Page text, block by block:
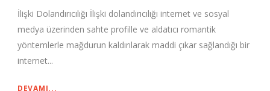
İlişki Dolandırıcılığı İlişki dolandırıcılığı internet ve sosyal
medya üzerinden sahte profille ve aldatıcı romantik
yöntemlerle mağdurun kaldırılarak maddi çıkar sağlandığı bir
internet...
DEVAMI...